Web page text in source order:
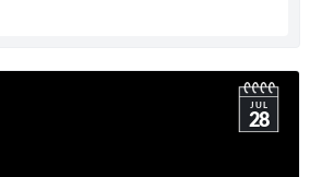
JUL
28